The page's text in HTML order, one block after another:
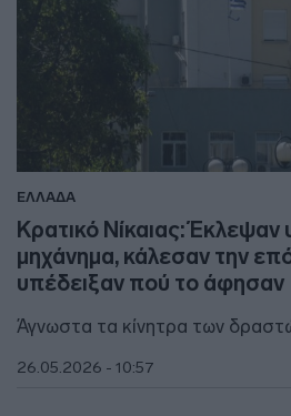
ΕΛΛΑΔΑ
Κρατικό Νίκαιας:
μηχάνημα, κάλεσαν την
υπέδειξαν πού το άφησαν
Άγνωστα τα κίνητρα των
26.05.2026 - 10:57